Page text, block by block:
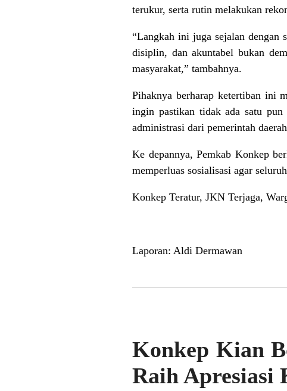
terukur, serta rutin melakukan
“Langkah ini juga sejalan dengan
disiplin, dan akuntabel bukan
masyarakat,” tambahnya.
Pihaknya berharap ketertiban ini
ingin pastikan tidak ada satu pun
administrasi dari pemerintah
Ke depannya, Pemkab Konkep
memperluas sosialisasi agar
Konkep Teratur, JKN Terjaga,
Laporan: Aldi Dermawan
Konkep Kian
Raih Apresiasi